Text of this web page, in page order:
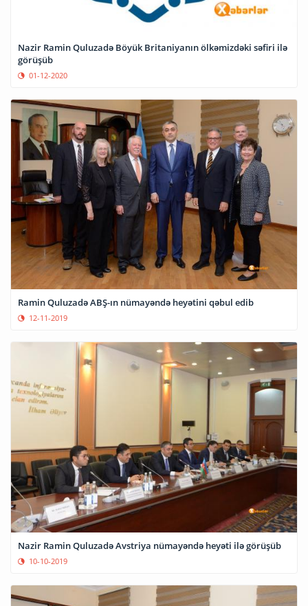
Nazir Ramin Quluzadə Böyük Britaniyanın ölkəmizdəki səfiri ilə
görüşüb
01-12-2020
Ramin Quluzadə ABŞ-ın nümayəndə heyətini qəbul edib
12-11-2019
Nazir Ramin Quluzadə Avstriya nümayəndə heyəti ilə görüşüb
10-10-2019